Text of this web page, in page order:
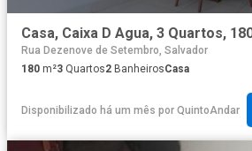
Casa, Caixa D Agua, 3 Quartos,
Rua Dezenove de Setembro, Salvador
180 m²3 Quartos2 BanheirosCasa
Disponibilizado há um mês por QuintoAndar